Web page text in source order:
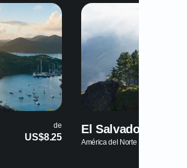
de
US$5.69
Haití
América del Norte